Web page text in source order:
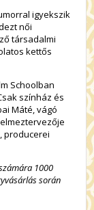
igyekszik
női
társadalmi
kettős
Schoolban
színház és
Máté, vágó
producerei
1000
során